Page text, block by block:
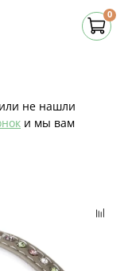
0
не нашли
и мы вам